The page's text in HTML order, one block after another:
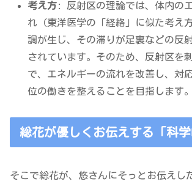
考え方: 反射区の理論では、体内の
れ（東洋医学の「経絡」に似た考え
調が生じ、その滞りが足裏などの反
されています。そのため、反射区を
で、エネルギーの流れを改善し、対
位の働きを整えることを目指します。
総花が優しくお伝えする「科学
そこで総花が、悠さんにそっとお伝えし